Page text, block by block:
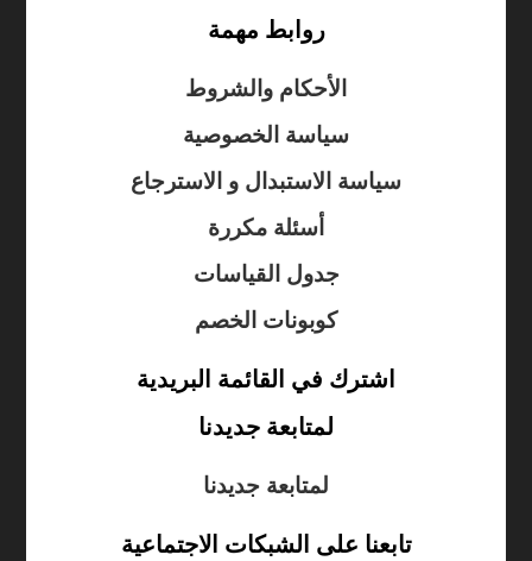
روابط مهمة
الأحكام والشروط
سياسة الخصوصية
سياسة الاستبدال و الاسترجاع
أسئلة مكررة
جدول القياسات
كوبونات الخصم
اشترك في القائمة البريدية
لمتابعة جديدنا
لمتابعة جديدنا
تابعنا على الشبكات الاجتماعية